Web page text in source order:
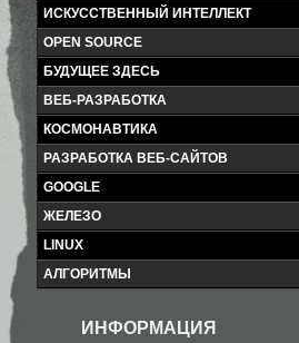
ИСКУССТВЕННЫЙ ИНТЕЛЛЕКТ
OPEN SOURCE
БУДУЩЕЕ ЗДЕСЬ
ВЕБ-РАЗРАБОТКА
КОСМОНАВТИКА
РАЗРАБОТКА ВЕБ-САЙТОВ
GOOGLE
ЖЕЛЕЗО
LINUX
АЛГОРИТМЫ
ИНФОРМАЦИЯ